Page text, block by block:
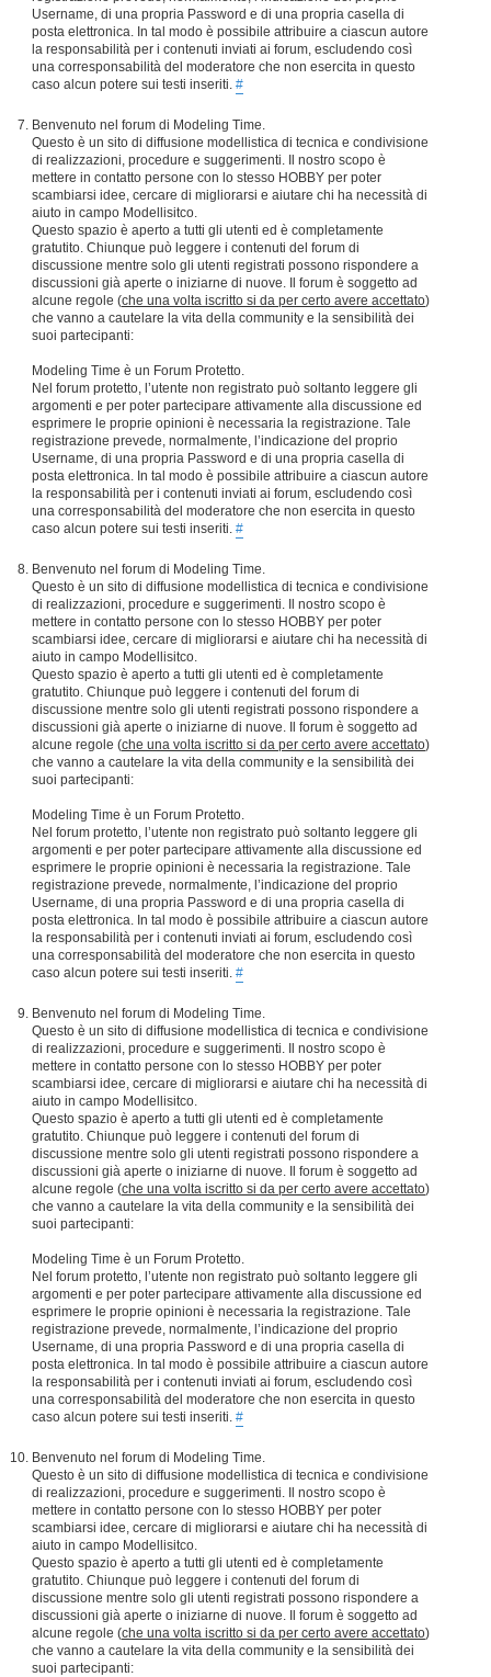
Username, di una propria Password e di una propria casella di
posta elettronica. In tal modo è possibile attribuire a ciascun autore
la responsabilità per i contenuti inviati ai forum, escludendo così
una corresponsabilità del moderatore che non esercita in questo
caso alcun potere sui testi inseriti. #
Benvenuto nel forum di Modeling Time.
Questo è un sito di diffusione modellistica di tecnica e condivisione
di realizzazioni, procedure e suggerimenti. Il nostro scopo è
mettere in contatto persone con lo stesso HOBBY per poter
scambiarsi idee, cercare di migliorarsi e aiutare chi ha necessità di
aiuto in campo Modellisitco.
Questo spazio è aperto a tutti gli utenti ed è completamente
gratutito. Chiunque può leggere i contenuti del forum di
discussione mentre solo gli utenti registrati possono rispondere a
discussioni già aperte o iniziarne di nuove. Il forum è soggetto ad
alcune regole (che una volta iscritto si da per certo avere accettato)
che vanno a cautelare la vita della community e la sensibilità dei
suoi partecipanti:
Modeling Time è un Forum Protetto.
Nel forum protetto, l’utente non registrato può soltanto leggere gli
argomenti e per poter partecipare attivamente alla discussione ed
esprimere le proprie opinioni è necessaria la registrazione. Tale
registrazione prevede, normalmente, l’indicazione del proprio
Username, di una propria Password e di una propria casella di
posta elettronica. In tal modo è possibile attribuire a ciascun autore
la responsabilità per i contenuti inviati ai forum, escludendo così
una corresponsabilità del moderatore che non esercita in questo
caso alcun potere sui testi inseriti. #
Benvenuto nel forum di Modeling Time.
Questo è un sito di diffusione modellistica di tecnica e condivisione
di realizzazioni, procedure e suggerimenti. Il nostro scopo è
mettere in contatto persone con lo stesso HOBBY per poter
scambiarsi idee, cercare di migliorarsi e aiutare chi ha necessità di
aiuto in campo Modellisitco.
Questo spazio è aperto a tutti gli utenti ed è completamente
gratutito. Chiunque può leggere i contenuti del forum di
discussione mentre solo gli utenti registrati possono rispondere a
discussioni già aperte o iniziarne di nuove. Il forum è soggetto ad
alcune regole (che una volta iscritto si da per certo avere accettato)
che vanno a cautelare la vita della community e la sensibilità dei
suoi partecipanti:
Modeling Time è un Forum Protetto.
Nel forum protetto, l’utente non registrato può soltanto leggere gli
argomenti e per poter partecipare attivamente alla discussione ed
esprimere le proprie opinioni è necessaria la registrazione. Tale
registrazione prevede, normalmente, l’indicazione del proprio
Username, di una propria Password e di una propria casella di
posta elettronica. In tal modo è possibile attribuire a ciascun autore
la responsabilità per i contenuti inviati ai forum, escludendo così
una corresponsabilità del moderatore che non esercita in questo
caso alcun potere sui testi inseriti. #
Benvenuto nel forum di Modeling Time.
Questo è un sito di diffusione modellistica di tecnica e condivisione
di realizzazioni, procedure e suggerimenti. Il nostro scopo è
mettere in contatto persone con lo stesso HOBBY per poter
scambiarsi idee, cercare di migliorarsi e aiutare chi ha necessità di
aiuto in campo Modellisitco.
Questo spazio è aperto a tutti gli utenti ed è completamente
gratutito. Chiunque può leggere i contenuti del forum di
discussione mentre solo gli utenti registrati possono rispondere a
discussioni già aperte o iniziarne di nuove. Il forum è soggetto ad
alcune regole (che una volta iscritto si da per certo avere accettato)
che vanno a cautelare la vita della community e la sensibilità dei
suoi partecipanti:
Modeling Time è un Forum Protetto.
Nel forum protetto, l’utente non registrato può soltanto leggere gli
argomenti e per poter partecipare attivamente alla discussione ed
esprimere le proprie opinioni è necessaria la registrazione. Tale
registrazione prevede, normalmente, l’indicazione del proprio
Username, di una propria Password e di una propria casella di
posta elettronica. In tal modo è possibile attribuire a ciascun autore
la responsabilità per i contenuti inviati ai forum, escludendo così
una corresponsabilità del moderatore che non esercita in questo
caso alcun potere sui testi inseriti. #
Benvenuto nel forum di Modeling Time.
Questo è un sito di diffusione modellistica di tecnica e condivisione
di realizzazioni, procedure e suggerimenti. Il nostro scopo è
mettere in contatto persone con lo stesso HOBBY per poter
scambiarsi idee, cercare di migliorarsi e aiutare chi ha necessità di
aiuto in campo Modellisitco.
Questo spazio è aperto a tutti gli utenti ed è completamente
gratutito. Chiunque può leggere i contenuti del forum di
discussione mentre solo gli utenti registrati possono rispondere a
discussioni già aperte o iniziarne di nuove. Il forum è soggetto ad
alcune regole (che una volta iscritto si da per certo avere accettato)
che vanno a cautelare la vita della community e la sensibilità dei
suoi partecipanti: